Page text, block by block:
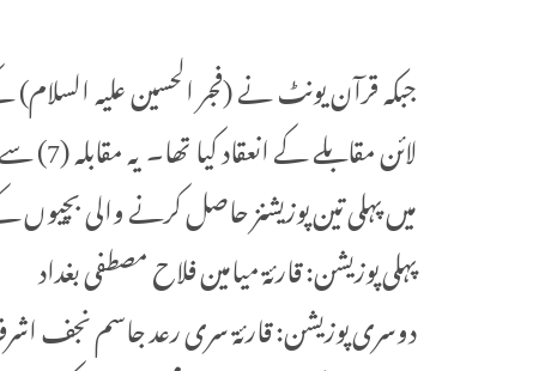
جبکہ قرآن یونٹ نے (فجر الحسين عليه
میں پہلی تین پوزیشنز حاصل کرنے والی
پہلی پوزیشن: قارئة ميامين فلاح مصطفى بغداد
دوسری پوزیشن: قارئة سرى رعد جاسم نجف